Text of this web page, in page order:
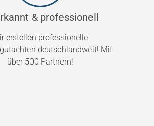
& professionell
erstellen professionelle
deutschlandweit! Mit
über 500 Partnern!